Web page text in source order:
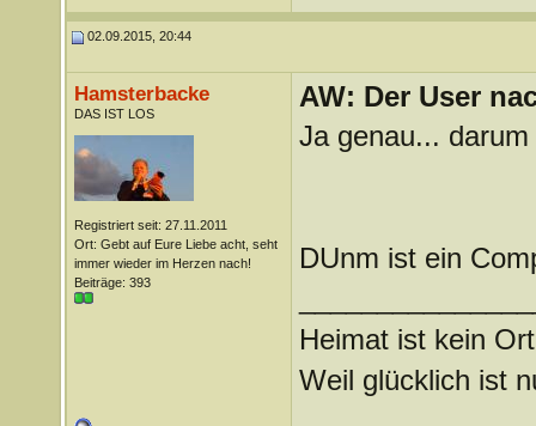
02.09.2015, 20:44
Hamsterbacke
DAS IST LOS
Registriert seit: 27.11.2011
Ort: Gebt auf Eure Liebe acht, seht
immer wieder im Herzen nach!
Beiträge: 393
AW: Der User
Ja genau...
DUnm ist ein
Heimat ist kein
Weil glücklich ist